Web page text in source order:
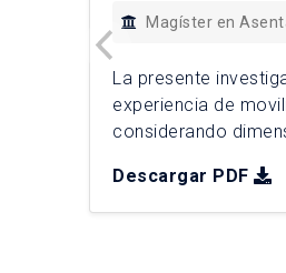
Magíster en
La presente
experiencia de
considerando
factores físicos del
de quienes se
Descargar PDF